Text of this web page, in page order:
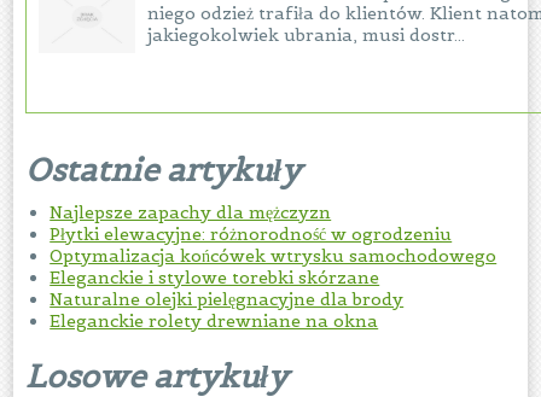
niego odzież trafiła do klientów. Klient
jakiegokolwiek ubrania, musi dostr...
Ostatnie artykuły
Najlepsze zapachy dla mężczyzn
Płytki elewacyjne: różnorodność w ogrodzeniu
Optymalizacja końcówek wtrysku samochodowego
Eleganckie i stylowe torebki skórzane
Naturalne olejki pielęgnacyjne dla brody
Eleganckie rolety drewniane na okna
Losowe artykuły